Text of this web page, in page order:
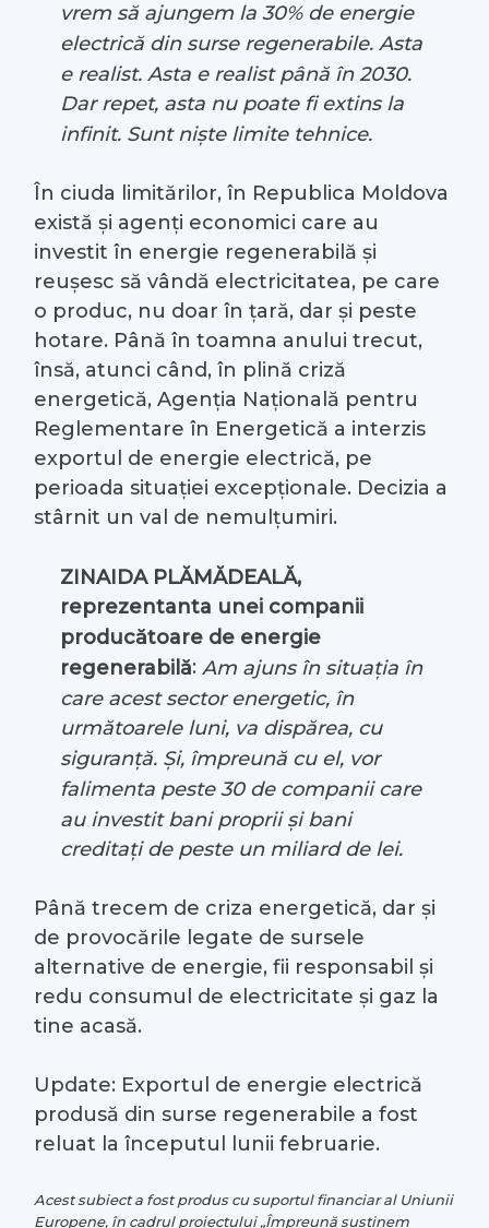
vrem să ajungem la 30% de energie
electrică din surse regenerabile. Asta
e realist. Asta e realist până în 2030.
Dar repet, asta nu poate fi extins la
infinit. Sunt niște limite tehnice.
În ciuda limitărilor, în Republica Moldova
există și agenți economici care au
investit în energie regenerabilă și
reușesc să vândă electricitatea, pe care
o produc, nu doar în țară, dar și peste
hotare. Până în toamna anului trecut,
însă, atunci când, în plină criză
energetică, Agenția Națională pentru
Reglementare în Energetică a interzis
exportul de energie electrică, pe
perioada situației excepționale. Decizia a
stârnit un val de nemulțumiri.
ZINAIDA PLĂMĂDEALĂ,
reprezentanta unei companii
producătoare de energie
regenerabilă: Am ajuns în situația în
care acest sector energetic, în
următoarele luni, va dispărea, cu
siguranță. Și, împreună cu el, vor
falimenta peste 30 de companii care
au investit bani proprii și bani
creditați de peste un miliard de lei.
Până trecem de criza energetică, dar și
de provocările legate de sursele
alternative de energie, fii responsabil și
redu consumul de electricitate și gaz la
tine acasă.
Update: Exportul de energie electrică
produsă din surse regenerabile a fost
reluat la începutul lunii februarie.
Acest subiect a fost produs cu suportul financiar al Uniunii
Europene, în cadrul proiectului „Împreună susținem